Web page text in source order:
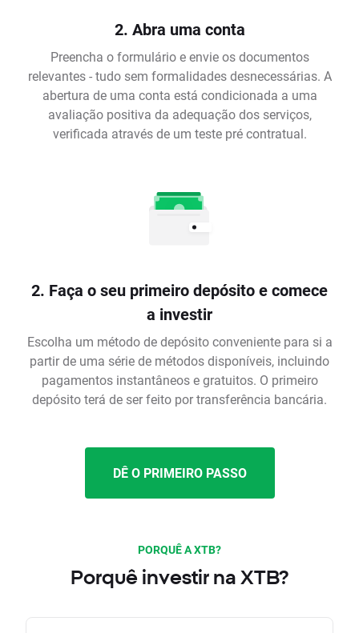
2. Abra uma conta
Preencha o formulário e envie os documentos
relevantes - tudo sem formalidades desnecessárias. A
abertura de uma conta está condicionada a uma
avaliação positiva da adequação dos serviços,
verificada através de um teste pré contratual.
2. Faça o seu primeiro depósito e comece
a investir
Escolha um método de depósito conveniente para si a
partir de uma série de métodos disponíveis, incluindo
pagamentos instantâneos e gratuitos. O primeiro
depósito terá de ser feito por transferência bancária.
DÊ O PRIMEIRO PASSO
PORQUÊ A XTB?
Porquê investir na XTB?